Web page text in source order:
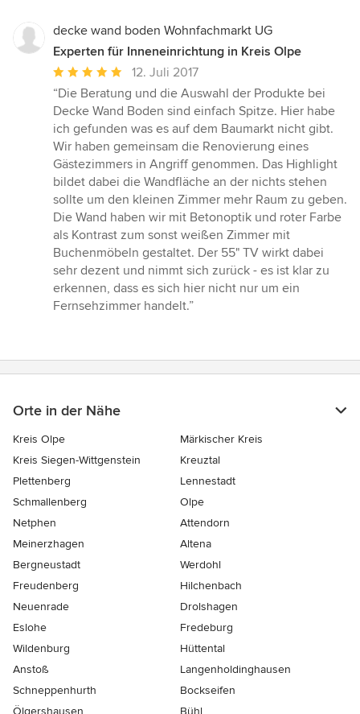
decke wand boden Wohnfachmarkt UG
Experten für Inneneinrichtung in Kreis Olpe
Durchschnittliche
Bewertung:
5
von
5
Sternen
12. Juli 2017
“Die Beratung und die Auswahl der Produkte bei
Decke Wand Boden sind einfach Spitze. Hier habe
ich gefunden was es auf dem Baumarkt nicht gibt.
Wir haben gemeinsam die Renovierung eines
Gästezimmers in Angriff genommen. Das Highlight
bildet dabei die Wandfläche an der nichts stehen
sollte um den kleinen Zimmer mehr Raum zu geben.
Die Wand haben wir mit Betonoptik und roter Farbe
als Kontrast zum sonst weißen Zimmer mit
Buchenmöbeln gestaltet. Der 55" TV wirkt dabei
sehr dezent und nimmt sich zurück - es ist klar zu
erkennen, dass es sich hier nicht nur um ein
Fernsehzimmer handelt.”
Orte in der Nähe
Kreis Olpe
Märkischer Kreis
Kreis Siegen-Wittgenstein
Kreuztal
Plettenberg
Lennestadt
Schmallenberg
Olpe
Netphen
Attendorn
Meinerzhagen
Altena
Bergneustadt
Werdohl
Freudenberg
Hilchenbach
Neuenrade
Drolshagen
Eslohe
Fredeburg
Wildenburg
Hüttental
Anstoß
Langenholdinghausen
Schneppenhurth
Bockseifen